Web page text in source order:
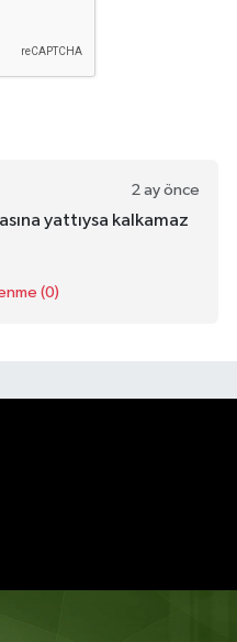
2 ay önce
yattıysa kalkamaz
(0)